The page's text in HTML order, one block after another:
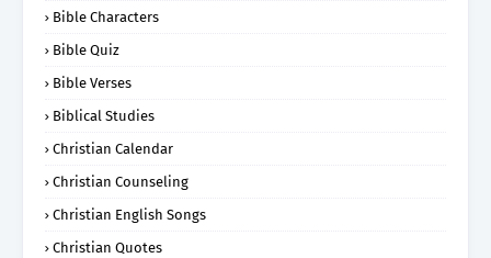
Bible Characters
Bible Quiz
Bible Verses
Biblical Studies
Christian Calendar
Christian Counseling
Christian English Songs
Christian Quotes